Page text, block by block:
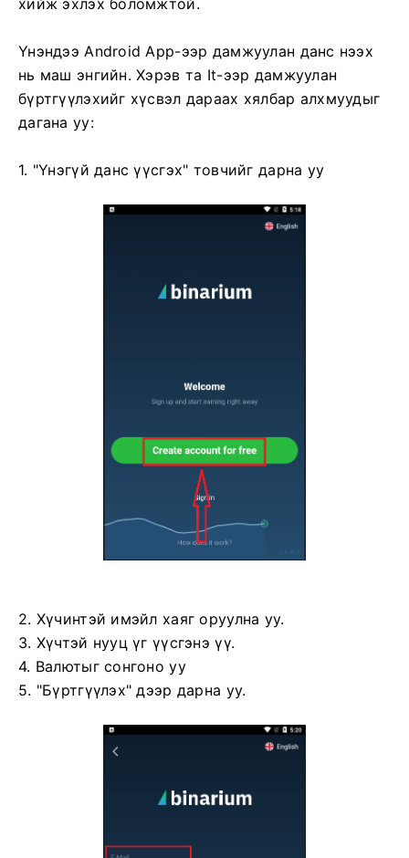
хийж эхлэх боломжтой.
Үнэндээ Android App-ээр дамжуулан данс нээх
нь маш энгийн. Хэрэв та It-ээр дамжуулан
бүртгүүлэхийг хүсвэл дараах хялбар алхмуудыг
дагана уу:
1. "Үнэгүй данс үүсгэх" товчийг дарна уу
2. Хүчинтэй имэйл хаяг оруулна уу.
3. Хүчтэй нууц үг үүсгэнэ үү.
4. Валютыг сонгоно уу
5. "Бүртгүүлэх" дээр дарна уу.